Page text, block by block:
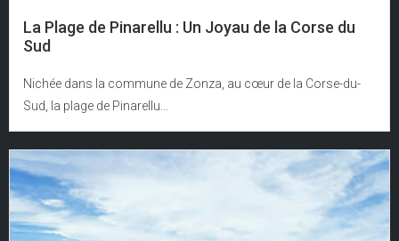
La Plage de Pinarellu : Un Joyau de la Corse du
Sud
Nichée dans la commune de Zonza, au cœur de la Corse-du-
Sud, la plage de Pinarellu...